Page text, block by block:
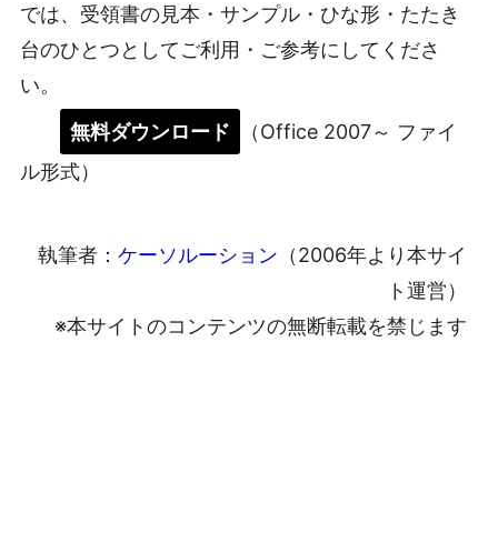
では、受領書の見本・サンプル・ひな形・たたき
台のひとつとしてご利用・ご参考にしてくださ
い。
無料ダウンロード
（Office 2007～ ファイ
ル形式）
執筆者： ケーソルーション （2006年より本サイ
ト運営）
※本サイトのコンテンツの無断転載を禁じます